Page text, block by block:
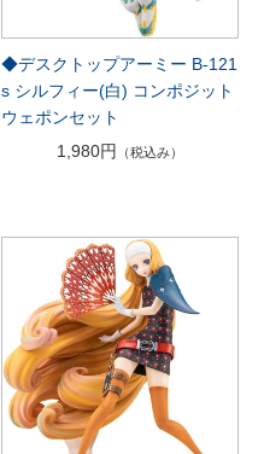
◆デスクトップアーミー B-121
s シルフィー(白) コンポジット
ウェポンセット
1,980円
（税込み）